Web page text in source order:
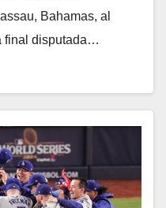
Bahamas, al
final disputada…